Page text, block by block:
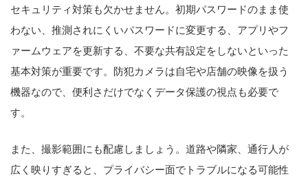
セキュリティ対策も欠かせません。初期パスワードのまま使
わない、推測されにくいパスワードに変更する、アプリやフ
ァームウェアを更新する、不要な共有設定をしないといった
基本対策が重要です。防犯カメラは自宅や店舗の映像を扱う
機器なので、便利さだけでなくデータ保護の視点も必要で
す。
また、撮影範囲にも配慮しましょう。道路や隣家、通行人が
広く映りすぎると、プライバシー面でトラブルになる可能性